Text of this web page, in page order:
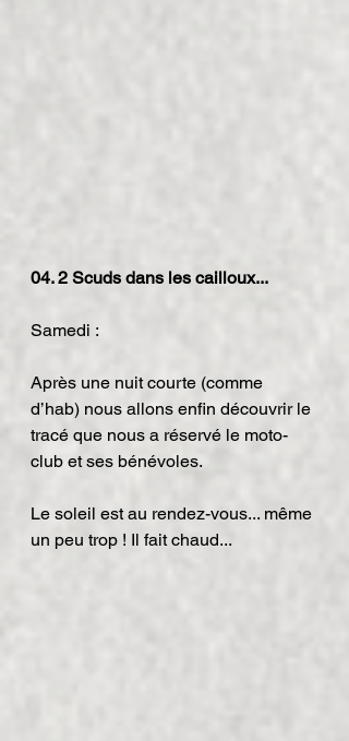
04. 2 Scuds dans les cailloux...
Samedi :
Après une nuit courte (comme
d’hab) nous allons enfin découvrir le
tracé que nous a réservé le moto-
club et ses bénévoles.
Le soleil est au rendez-vous... même
un peu trop ! Il fait chaud...